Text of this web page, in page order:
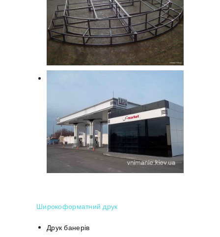
Широкоформатний друк
Друк банерів